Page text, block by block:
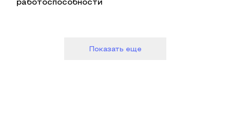
работоспособности
Показать еще